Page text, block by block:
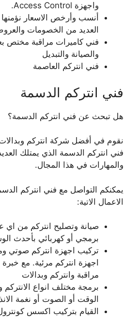
واجهزة Access Control.
أنسب وأرخص الاسعار نؤمنها
العديد من الخصومات
فني كاميرات مراقبة مختص
والصيانة والتبديل
فني انتركم العاصمة
فني انتركم الدسمة
هل تبحث عن فني انتركم الدسمة؟
نقوم في أفضل شركة انتركم وبدالات
فني انتركم الدسمة الذي يمتلك
والمهارات في هذا المجال.
يمكنكم التواصل مع فني انتركم
الاعمال الاتية:
صيانة وتصليح انتركم من
برمجي أو كهربائي بأحدث
تركيب اجهزة انتركم صوتي
اجهزة انتركم مرئية. مع
مراقبة وانتركم وبدالات
برمجة مختلف انواع
الوقت أو الصوت أو نغمة